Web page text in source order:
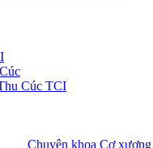
Cúc TCI
Chuyên khoa Cơ